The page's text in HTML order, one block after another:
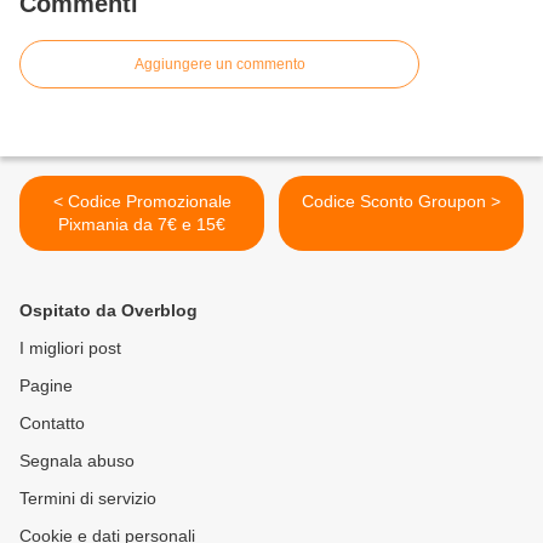
Aggiungere un commento
< Codice Promozionale
Pixmania da 7€ e 15€
Codice Sconto Groupon >
Ospitato da Overblog
I migliori post
Pagine
Contatto
Segnala abuso
Termini di servizio
Cookie e dati personali